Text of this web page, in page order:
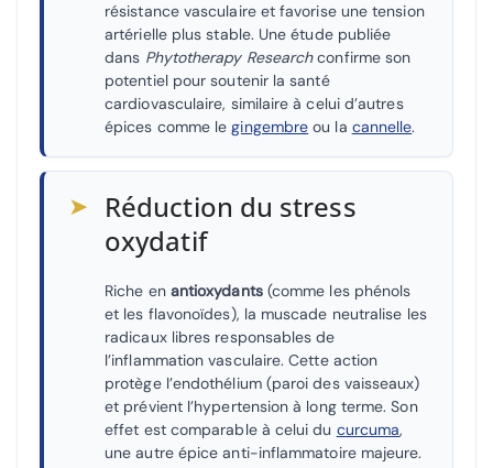
résistance vasculaire et favorise une tension
artérielle plus stable. Une étude publiée
dans Phytotherapy Researchconfirme son
potentiel pour soutenir la santé
cardiovasculaire, similaire à celui d’autres
épices comme legingembre ou la cannelle.
➤ Réduction du stress
oxydatif
Riche en antioxydants(comme les phénols
et les flavonoïdes), la muscade neutralise les
radicaux libres responsables de
l’inflammation vasculaire. Cette action
protège l’endothélium (paroi des vaisseaux)
et prévient l’hypertension à long terme. Son
effet est comparable à celui du curcuma,
une autre épice anti-inflammatoire majeure.